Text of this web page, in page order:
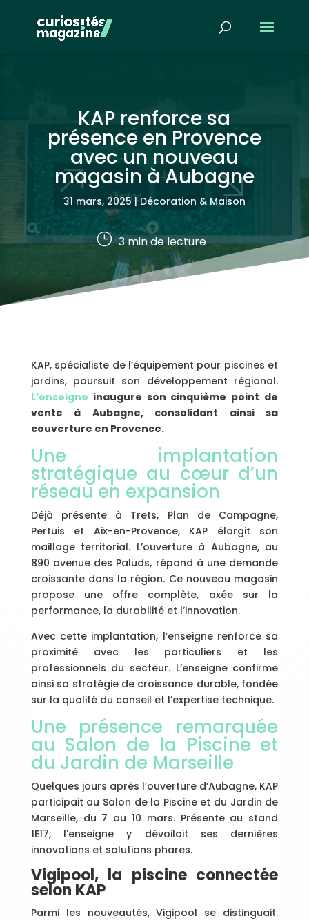
KAP renforce sa
présence en Provence
avec un nouveau
magasin à Aubagne
31 mars, 2025|Décoration & Maison
} 3min de lecture
KAP, spécialiste de l’équipement pour piscines et
jardins, poursuit son développement régional.
L’enseigne inaugure son cinquième point de
vente à Aubagne, consolidant ainsi sa
couverture en Provence.
Une implantation
stratégique au cœur d’un
réseau en expansion
Déjà présente à Trets, Plan de Campagne,
Pertuis et Aix-en-Provence, KAP élargit son
maillage territorial. L’ouverture à Aubagne, au
890 avenue des Paluds, répond à une demande
croissante dans la région. Ce nouveau magasin
propose une offre complète, axée sur la
performance, la durabilité et l’innovation.
Avec cette implantation, l’enseigne renforce sa
proximité avec les particuliers et les
professionnels du secteur. L’enseigne confirme
ainsi sa stratégie de croissance durable, fondée
sur la qualité du conseil et l’expertise technique.
Une présence remarquée
au Salon de la Piscine et
du Jardin de Marseille
Quelques jours après l’ouverture d’Aubagne, KAP
participait au Salon de la Piscine et du Jardin de
Marseille, du 7 au 10 mars. Présente au stand
1E17, l’enseigne y dévoilait ses dernières
innovations et solutions phares.
Vigipool, la piscine connectée
selon KAP
Parmi les nouveautés, Vigipool se distinguait.